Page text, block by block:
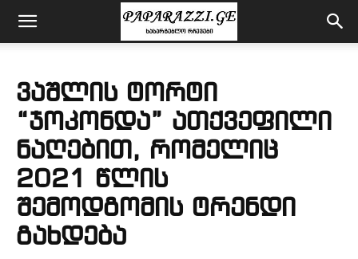
ვაშლის ტორტი
“ჯოკონდა” ათქვეფილი
ნაღებით, რომელიც
2021 წლის
შემოდგომის ტრენდი
გახდება